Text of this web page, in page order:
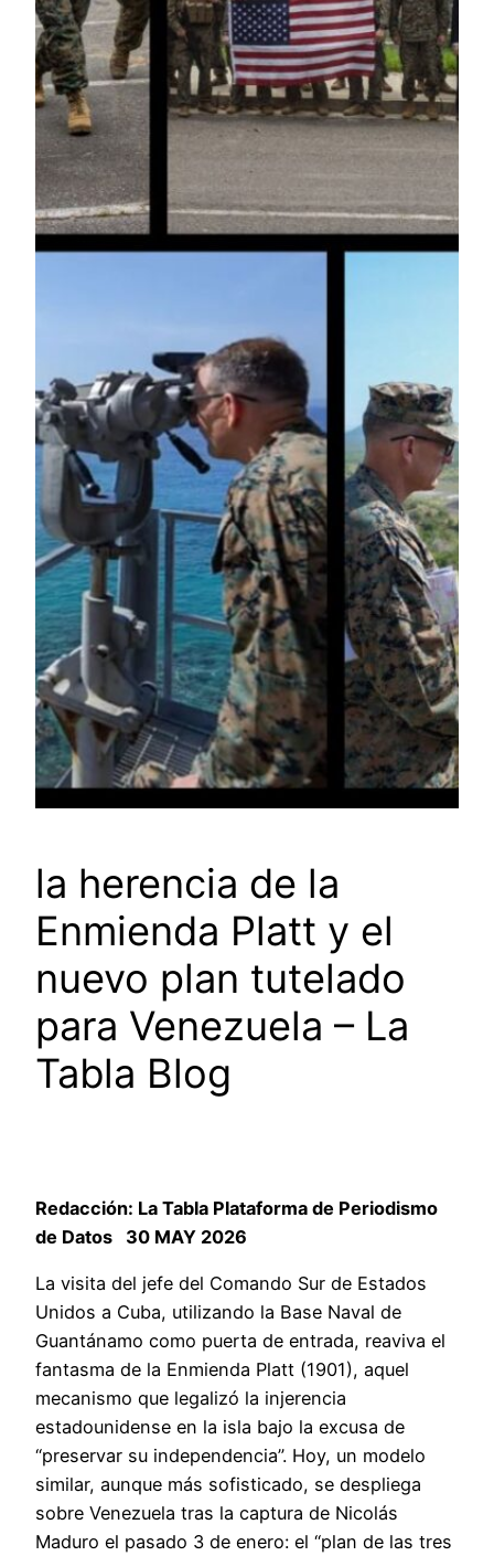
la herencia de la
Enmienda Platt y el
nuevo plan tutelado
para Venezuela – La
Tabla Blog
Redacción: La Tabla Plataforma de Periodismo
de Datos 30 MAY 2026
La visita del jefe del Comando Sur de Estados
Unidos a Cuba, utilizando la Base Naval de
Guantánamo como puerta de entrada, reaviva el
fantasma de la Enmienda Platt (1901), aquel
mecanismo que legalizó la injerencia
estadounidense en la isla bajo la excusa de
“preservar su independencia”. Hoy, un modelo
similar, aunque más sofisticado, se despliega
sobre Venezuela tras la captura de Nicolás
Maduro el pasado 3 de enero: el “plan de las tres